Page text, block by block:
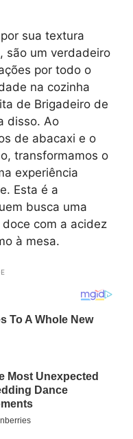
sua textura
são um verdadeiro
por todo o
na cozinha
de Brigadeiro de
disso. Ao
de abacaxi e o
transformamos o
experiência
Esta é a
busca uma
com a acidez
à mesa.